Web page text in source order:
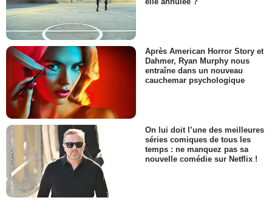
Après American Horror Story et
Dahmer, Ryan Murphy nous
entraîne dans un nouveau
cauchemar psychologique
On lui doit l’une des meilleures
séries comiques de tous les
temps : ne manquez pas sa
nouvelle comédie sur Netflix !